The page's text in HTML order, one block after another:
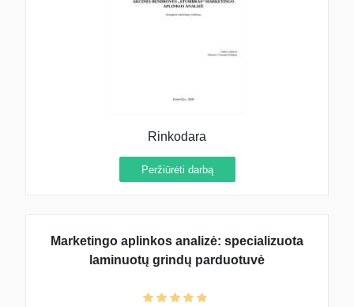
Rinkodara
Peržiūrėti darbą
Marketingo aplinkos analizė: specializuota
laminuotų grindų parduotuvė